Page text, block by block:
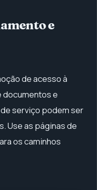
e
de acesso à
documentos e
serviço podem ser
Use as páginas de
os caminhos